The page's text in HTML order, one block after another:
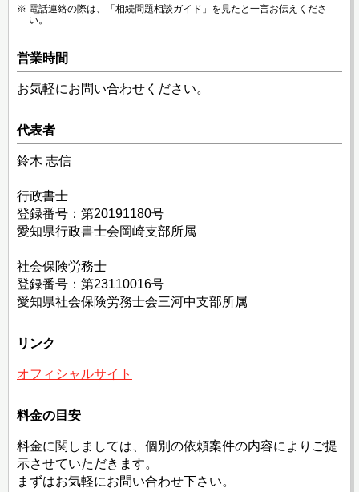
電話連絡の際は、「相続問題相談ガイド」を見たと一言お伝えくださ
い。
営業時間
お気軽にお問い合わせください。
代表者
鈴木 志信
行政書士
登録番号：第20191180号
愛知県行政書士会岡崎支部所属
社会保険労務士
登録番号：第23110016号
愛知県社会保険労務士会三河中支部所属
リンク
オフィシャルサイト
料金の目安
料金に関しましては、個別の依頼案件の内容によりご提
示させていただきます。
まずはお気軽にお問い合わせ下さい。